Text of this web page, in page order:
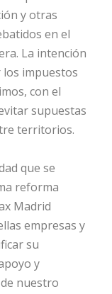
y otras
en el
La intención
impuestos
con el
supuestas
territorios.
que se
reforma
Madrid
empresas y
su
y
nuestro